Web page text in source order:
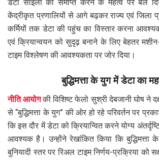
डेटा साइलो को समाप्त करने के महत्व पर बल
केंद्रीकृत प्रणालियों से आगे बढ़कर राज्य एवं जिला
कर्मियों तक डेटा की पहुंच का विस्तार करना
एवं क्रियान्वयन को सुदृढ़ बनाने के लिए बेहतर
टाइम विश्लेषण की आवश्यकता पर जोर दिया।
बुद्धिमत्ता के युग में डेटा का
नीति आयोगकी विशिष्ट फेलो सुश्री देबजानी घोष ने
से “बुद्धिमत्ता के युग” की ओर हो रहे परिवर्तन पर
कि इस दौर में डेटा को क्रियान्वित करने योग्य
आवश्यक है। उन्होंने रेखांकित किया कि बुद्धिमत्ता
बुनियादी स्तर पर रिअल टाइम निर्णय-प्रक्रिया को